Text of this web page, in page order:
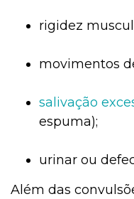
rigidez
movimentos
salivação
espuma);
urinar ou
Além das